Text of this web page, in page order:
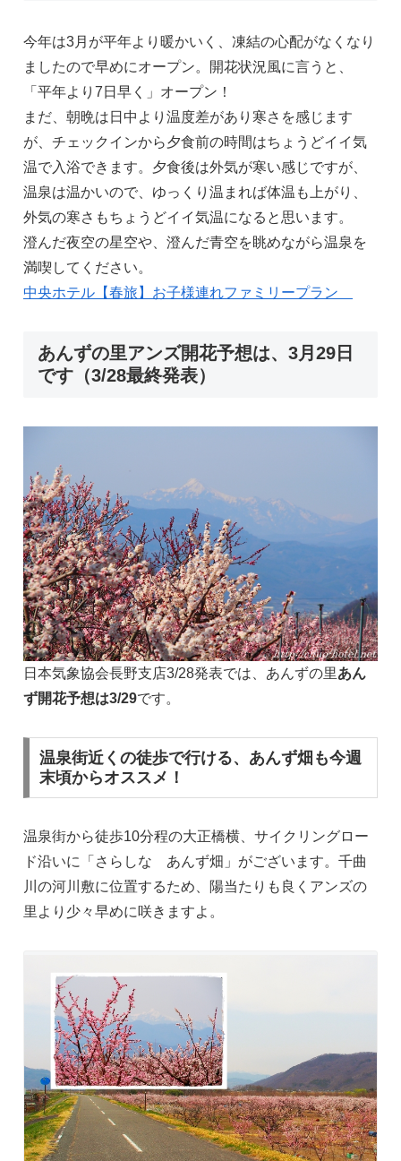
今年は3月が平年より暖かいく、凍結の心配がなくなり
ましたので早めにオープン。開花状況風に言うと、
「平年より7日早く」オープン！
まだ、朝晩は日中より温度差があり寒さを感じます
が、チェックインから夕食前の時間はちょうどイイ気
温で入浴できます。夕食後は外気が寒い感じですが、
温泉は温かいので、ゆっくり温まれば体温も上がり、
外気の寒さもちょうどイイ気温になると思います。
澄んだ夜空の星空や、澄んだ青空を眺めながら温泉を
満喫してください。
中央ホテル【春旅】お子様連れファミリープラン
あんずの里アンズ開花予想は、3月29日
です（3/28最終発表）
日本気象協会長野支店3/28発表では、あんずの里あん
ず開花予想は3/29です。
温泉街近くの徒歩で行ける、あんず畑も今週
末頃からオススメ！
温泉街から徒歩10分程の大正橋横、サイクリングロー
ド沿いに「さらしな あんず畑」がございます。千曲
川の河川敷に位置するため、陽当たりも良くアンズの
里より少々早めに咲きますよ。